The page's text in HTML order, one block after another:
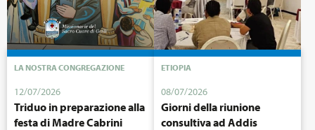
LA NOSTRA CONGREGAZIONE
12/07/2026
Triduo in preparazione alla
festa di Madre Cabrini
ETIOPIA
08/07/2026
Giorni della riunione
consultiva ad Addis